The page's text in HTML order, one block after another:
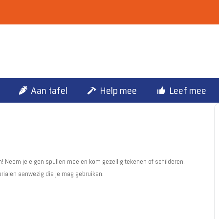
Aan tafel Help mee Leef mee
Neem je eigen spullen mee en kom gezellig tekenen of schilderen.
aanwezig die je mag gebruiken.